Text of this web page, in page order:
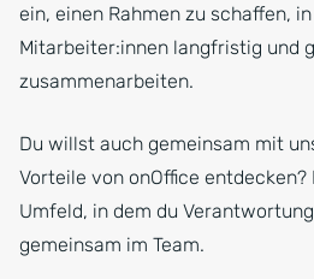
ein, einen Rahmen zu schaffen,
Mitarbeiter:innen langfristig und
zusammenarbeiten.
Du willst auch gemeinsam mit
Vorteile von onOffice entdecken?
Umfeld, in dem du
gemeinsam im Team.